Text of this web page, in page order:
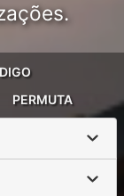
PERMUTA